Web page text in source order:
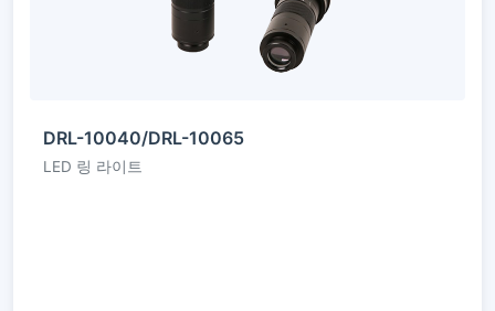
DRL-10040/DRL-10065
LED 링 라이트